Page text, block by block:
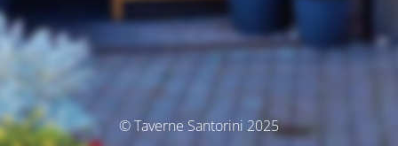
© Taverne Santorini 2025